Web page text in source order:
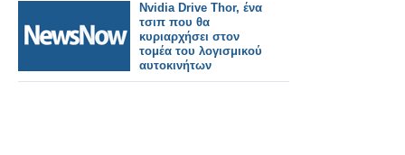
Nvidia Drive Thor, ένα
τσιπ που θα
κυριαρχήσει στον
τομέα του λογισμικού
αυτοκινήτων